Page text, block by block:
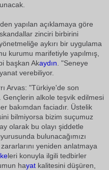
yapılan açıklamaya göre
zinciri birbirini
aykırı bir uygulama
kurumu marifetiyle yapılmış,
başkan Akaydın . "Seneye
verebiliyor.
Arvas: "Türkiye'de son
Gençlerin alkole teşvik edilmesi
bakımdan faciadır. Üstelik
bilmiyorsa bizim suçumuz
olarak bu olayı şiddetle
bulunacağımızı
yeniden anlatmaya
leri konuyla ilgili tedbirler
hayat kalitesini düşüren,